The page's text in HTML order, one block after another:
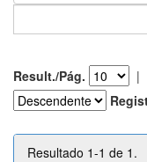
Result./Pág. |
Resultado 1-1 de 1.